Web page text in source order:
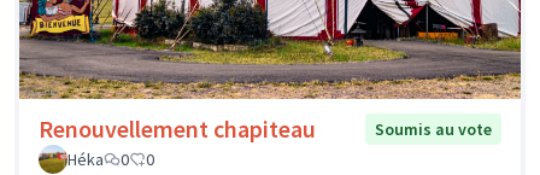
Renouvellement chapiteau
Soumis au vote
Héka
0 0